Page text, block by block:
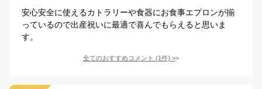
安心安全に使えるカトラリーや食器にお食事エプロンが揃
っているので出産祝いに最適で喜んでもらえると思いま
す。
全てのおすすめコメント (1件) >